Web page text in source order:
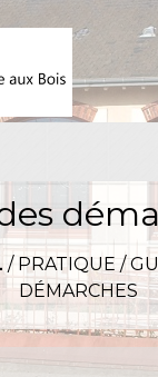
/ PRATIQUE /
DÉMARCHES